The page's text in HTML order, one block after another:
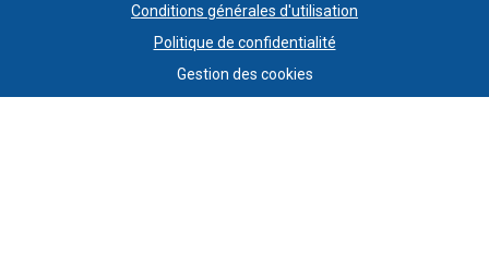
Conditions générales d'utilisation
Politique de confidentialité
Gestion des cookies